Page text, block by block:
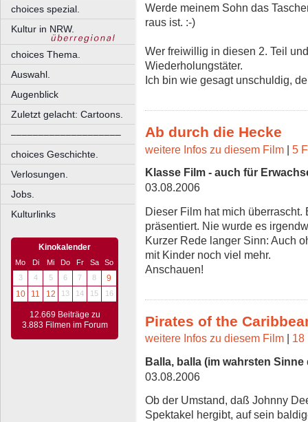
choices spezial.
Kultur in NRW.
choices Thema.
Auswahl.
Augenblick
Zuletzt gelacht: Cartoons.
––––––––––––––––––––
choices Geschichte.
Verlosungen.
Jobs.
Kulturlinks
Kinokalender
Mo Di Mi Do Fr Sa
So
3
4 5 6 7 8
9
10
11 12 13 14 15 16
12.669 Beiträge zu
3.883 Filmen im Forum
Werde meinem Sohn das
raus ist. :-)
Wer freiwillig in diesen 2. Teil
Wiederholungstäter.
Ich bin wie gesagt unschuldig,
Ab durch die Hecke
weitere Infos zu diesem Film | 5
Klasse Film - auch für
03.08.2006
Dieser Film hat mich
präsentiert. Nie wurde es
Kurzer Rede langer Sinn: Auch
mit Kinder noch viel mehr.
Anschauen!
Pirates of the
weitere Infos zu diesem Film
18
Balla, balla (im wahrsten Sinne
03.08.2006
Ob der Umstand, daß Johnny
Spektakel hergibt, auf sein